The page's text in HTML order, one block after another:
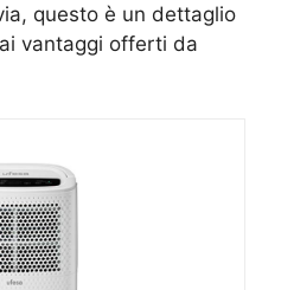
questo è un dettaglio
vantaggi offerti da